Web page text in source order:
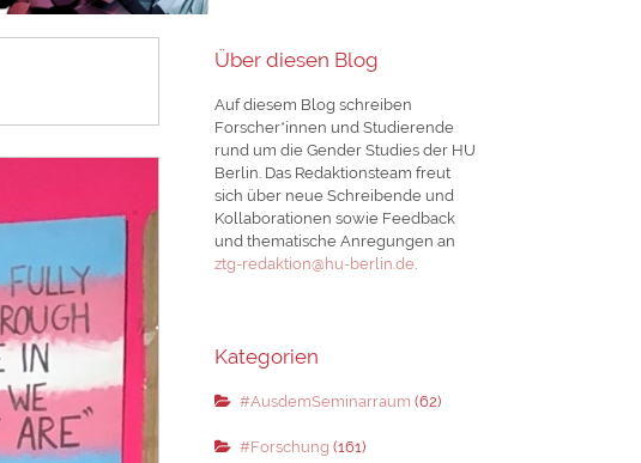
Über diesen Blog
Auf diesem Blog schreiben
Forscher*innen und Studierende
rund um die Gender Studies der HU
Berlin. Das Redaktionsteam freut
sich über neue Schreibende und
Kollaborationen sowie Feedback
und thematische Anregungen an
ztg-redaktion@hu-berlin.de.
Kategorien
#AusdemSeminarraum (62)
#Forschung (161)